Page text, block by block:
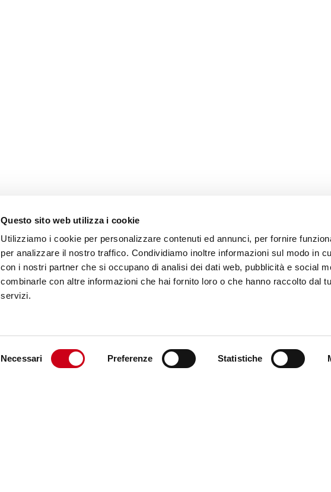
Questo sito web utilizza i cookie
Utilizziamo i cookie per personalizzare contenuti ed annunci, per fornire
per analizzare il nostro traffico. Condividiamo inoltre informazioni sul modo in
con i nostri partner che si occupano di analisi dei dati web, pubblicità e social
combinarle con altre informazioni che hai fornito loro o che hanno raccolto dal
servizi.
Necessari Preferenze Statistiche
Kundendienst Follow us